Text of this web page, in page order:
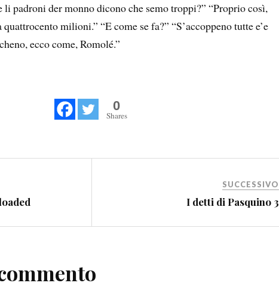
li padroni der monno dicono che semo troppi?” “Proprio così,
milioni.” “E come se fa?” “S’accoppeno tutte e’e
ecco come, Romolé.”
0
Shares
SUCCESSIVO
I detti di Pasquino 3